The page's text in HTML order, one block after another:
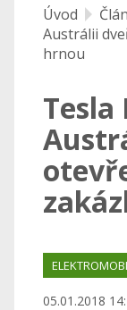
Úvod
Austrálii
hrnou
Tesla
05.01.2018